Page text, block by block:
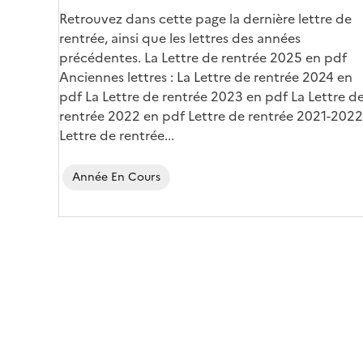
Retrouvez dans cette page la dernière lettre de
rentrée, ainsi que les lettres des années
précédentes. La Lettre de rentrée 2025 en pdf
Anciennes lettres : La Lettre de rentrée 2024 en
pdf La Lettre de rentrée 2023 en pdf La Lettre
rentrée 2022 en pdf Lettre de rentrée 2021-2022
Lettre de rentrée...
Année En Cours